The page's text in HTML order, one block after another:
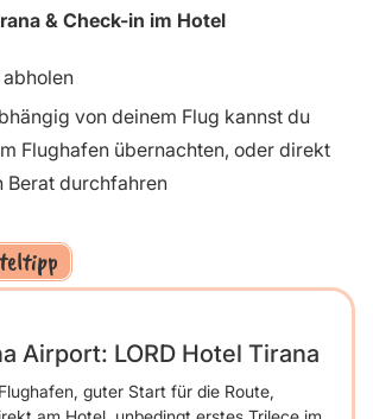
& Check-in im Hotel
von deinem Flug kannst du
Flughafen übernachten, oder direkt
Berat durchfahren
Airport: LORD Hotel Tirana
guter Start für die Route,